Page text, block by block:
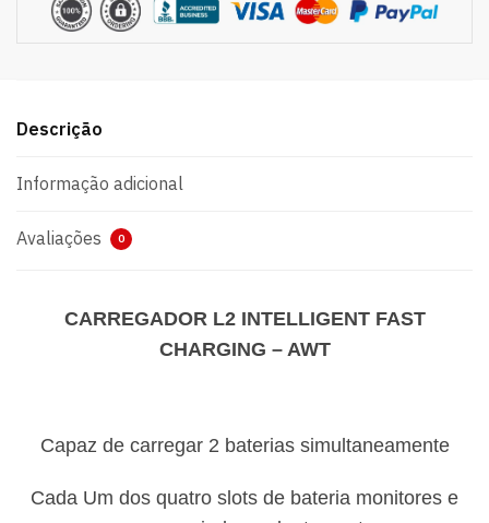
Descrição
Informação adicional
Avaliações 0
CARREGADOR L2 INTELLIGENT FAST
CHARGING – AWT
Capaz de carregar 2 baterias simultaneamente
Cada Um dos quatro slots de bateria monitores e